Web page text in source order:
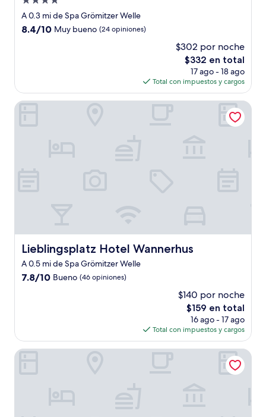
de
4.0
A 0.3 mi de Spa Grömitzer Welle
8.4
opiniones)
8.4/10 Muy bueno (24 opiniones)
$302 por noche
El
precio
actual
es
de
$332 en total
17 ago - 18 ago
Total con impuestos y cargos
Lieblingsplatz Hotel Wannerhus
Lieblingsplatz Hotel Wannerhus
A 0.5 mi de Spa Grömitzer Welle
7.8
7.8/10 Bueno (46 opiniones)
$140 por noche
El
precio
actual
es
de
$159 en total
16 ago - 17 ago
Total con impuestos y cargos
Lieblingsplatz Hotel Wannerhus
Schlaffässer Landhotel Teichwiesenhof